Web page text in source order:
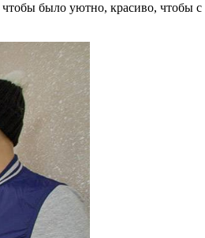
было уютно, красиво, чтобы